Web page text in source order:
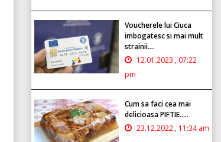
Voucherele lui Ciuca
imbogatesc si mai mult
strainii....
12.01.2023 , 07:22
pm
Cum sa faci cea mai
delicioasa PIFTIE.....
23.12.2022 , 11:34 am